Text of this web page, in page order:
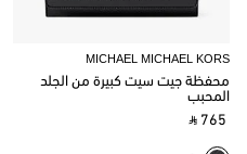
MICHAEL MICHAEL KORS
محفظة جيت سيت كبيرة من الجلد
المحبب
‎ ⃁ 765 ‎